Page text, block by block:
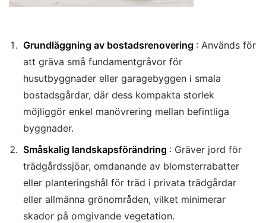
Grundläggning av bostadsrenovering : Används för
att gräva små fundamentgråvor för
husutbyggnader eller garagebyggen i smala
bostadsgårdar, där dess kompakta storlek
möjliggör enkel manövrering mellan befintliga
byggnader.
Småskalig landskapsförändring : Gräver jord för
trädgårdssjöar, omdanande av blomsterrabatter
eller planteringshål för träd i privata trädgårdar
eller allmänna grönområden, vilket minimerar
skador på omgivande vegetation.